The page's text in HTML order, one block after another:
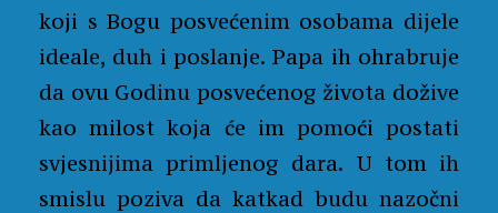
koji s Bogu posvećenim osobama dijele
ideale, duh i poslanje. Papa ih ohrabruje
da ovu Godinu posvećenog života dožive
kao milost koja će im pomoći postati
svjesnijima primljenog dara. U tom ih
smislu poziva da katkad budu nazočni